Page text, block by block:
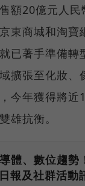
額20億元人民
東商城和淘寶
已著手準備轉
擴張至化妝、
今年獲得將近
雄抗衡。
體、數位趨勢
報及社群活動